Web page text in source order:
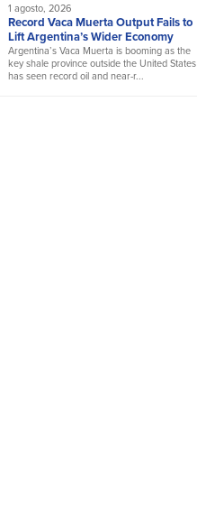
1 agosto, 2026
Record Vaca Muerta Output Fails to
Lift Argentina’s Wider Economy
Argentina’s Vaca Muerta is booming as the
key shale province outside the United States
has seen record oil and near-r...